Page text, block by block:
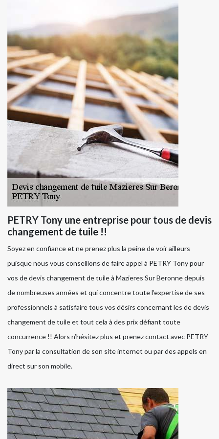
PETRY Tony une entreprise pour tous de devis
changement de tuile !!
Soyez en confiance et ne prenez plus la peine de voir ailleurs
puisque nous vous conseillons de faire appel à PETRY Tony pour
vos de devis changement de tuile à Mazieres Sur Beronne depuis
de nombreuses années et qui concentre toute l’expertise de ses
professionnels à satisfaire tous vos désirs concernant les de devis
changement de tuile et tout cela à des prix défiant toute
concurrence !! Alors n’hésitez plus et prenez contact avec PETRY
Tony par la consultation de son site internet ou par des appels en
direct sur son mobile.